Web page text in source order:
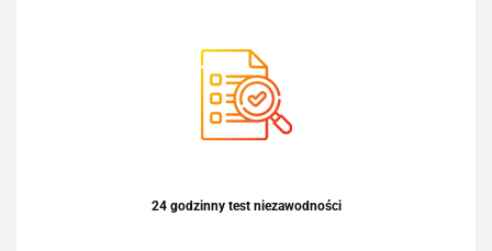
24 godzinny test niezawodności